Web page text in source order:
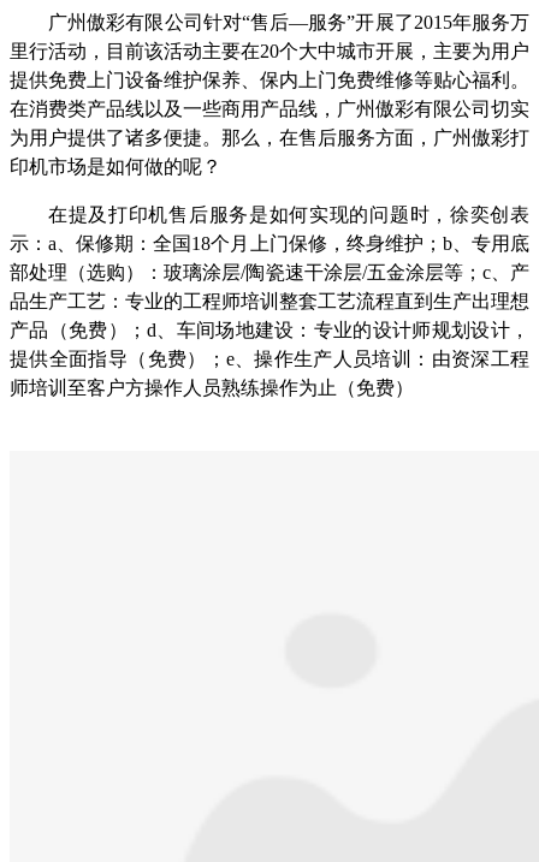
广州傲彩有限公司针对“售后—服务”开展了2015年服务万
里行活动，目前该活动主要在20个大中城市开展，主要为用户
提供免费上门设备维护保养、保内上门免费维修等贴心福利。
在消费类产品线以及一些商用产品线，广州傲彩有限公司切实
为用户提供了诸多便捷。那么，在售后服务方面，广州傲彩打
印机市场是如何做的呢？
在提及打印机售后服务是如何实现的问题时，徐奕创表
示：a、保修期：全国18个月上门保修，终身维护；b、专用底
部处理（选购）：玻璃涂层/陶瓷速干涂层/五金涂层等；c、产
品生产工艺：专业的工程师培训整套工艺流程直到生产出理想
产品（免费）；d、车间场地建设：专业的设计师规划设计，
提供全面指导（免费）；e、操作生产人员培训：由资深工程
师培训至客户方操作人员熟练操作为止（免费）